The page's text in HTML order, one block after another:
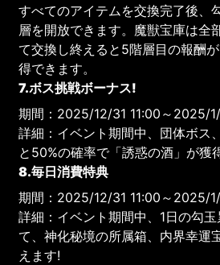
すべてのアイテムを交換完了後、
層を開放できます。魔獣宝庫は全
て交換し終えると5階層目の報酬
得できます。
7.ボス挑戦ボーナス!
期間：2025/12/31 11:00～2025/
詳細：イベント期間中、団体ボス
と50%の確率で「誘惑の酒」が獲
8.毎日消費特典
期間：2025/12/31 11:00～2025/
詳細：イベント期間中、1日の勾
て、神化秘境の所属箱、内界幸運
えます!